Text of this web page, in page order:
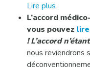
Lire plus
L’accord
vous pouvez
! L’accord
nous reviendrons